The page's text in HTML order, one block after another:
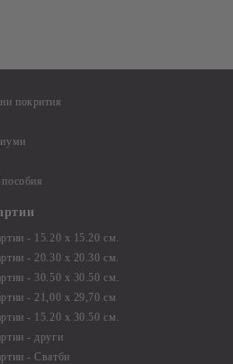
покрития
- 15.20 х 15.20 см.
- 20.30 х 20.30 см.
- 30.50 х 30.50 см.
- 21,00 х 29,70 см
- 15.20 x 30.50 см.
- други
- Сватби